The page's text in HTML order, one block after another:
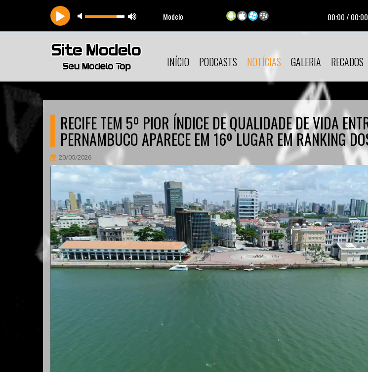
Modelo 00:00/ 00:00
INÍCIO PODCASTS NOTÍCIAS GALERIA RECADOS
RECIFE TEM 5º PIOR ÍNDICE DE QUALIDADE DE VIDA
PERNAMBUCO APARECE EM 16º LUGAR EM RANKING
20/05/2026